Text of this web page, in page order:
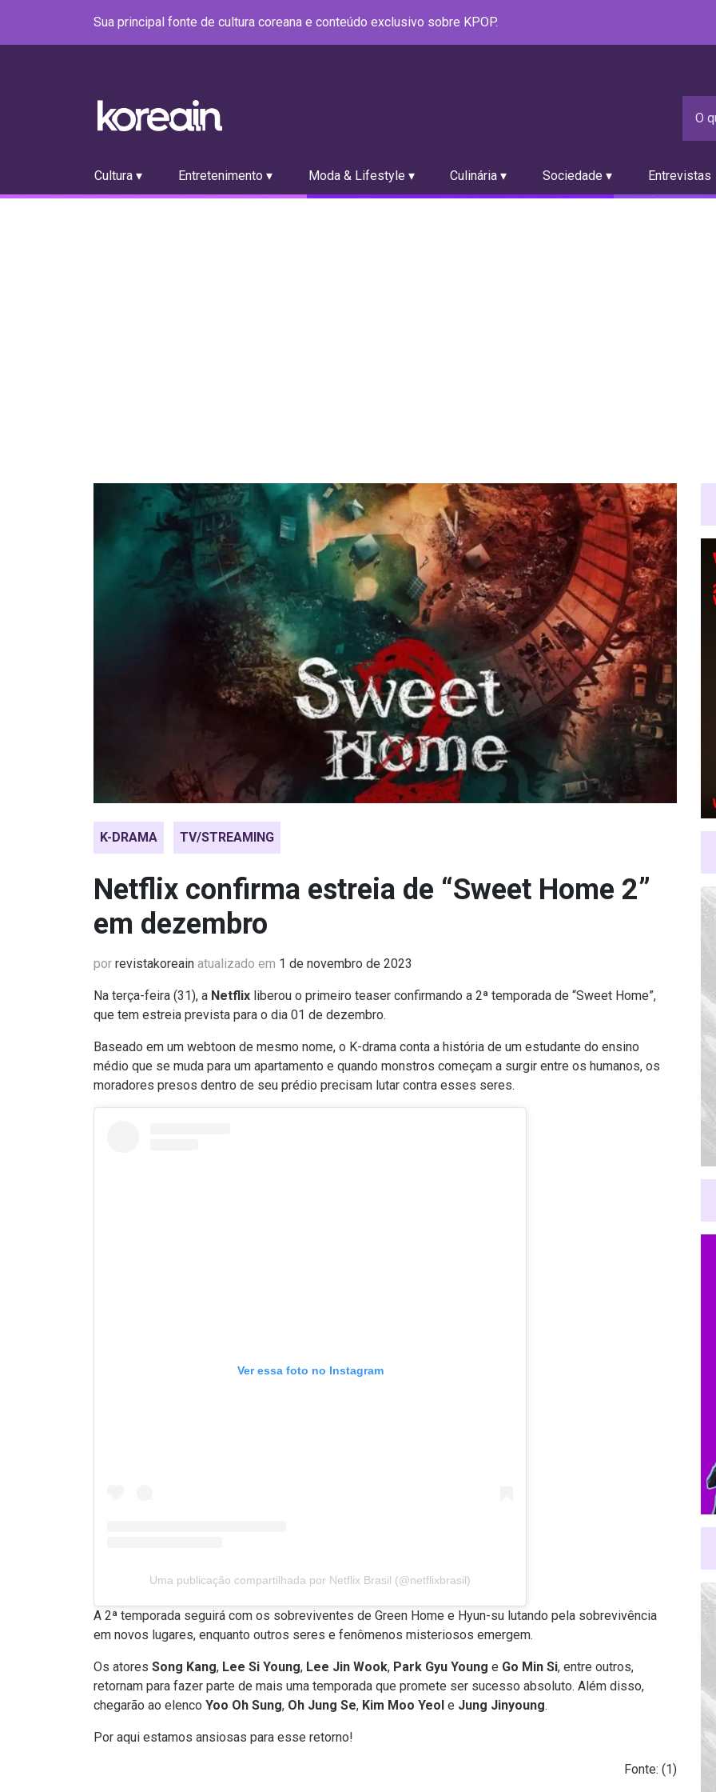
Sua principal fonte de cultura coreana e conteúdo exclusivo sobre KPOP.
Cultura ▾ Entretenimento ▾ Moda & Lifestyle ▾ Culinária ▾ Sociedade ▾ Entrevistas
K-DRAMA TV/STREAMING
Netflix confirma estreia de “Sweet Home 2”
em dezembro
por revistakoreain atualizado em 1 de novembro de 2023
Na terça-feira (31), a Netflix liberou o primeiro teaser confirmando a 2ª temporada de “Sweet Home”,
que tem estreia prevista para o dia 01 de dezembro.
Baseado em um webtoon de mesmo nome, o K-drama conta a história de um estudante do ensino
médio que se muda para um apartamento e quando monstros começam a surgir entre os humanos, os
moradores presos dentro de seu prédio precisam lutar contra esses seres.
Ver essa foto no Instagram
Uma publicação compartilhada por Netflix Brasil (@netflixbrasil)
A 2ª temporada seguirá com os sobreviventes de Green Home e Hyun-su lutando pela sobrevivência
em novos lugares, enquanto outros seres e fenômenos misteriosos emergem.
Os atores Song Kang, Lee Si Young, Lee Jin Wook, Park Gyu Young e Go Min Si, entre outros,
retornam para fazer parte de mais uma temporada que promete ser sucesso absoluto. Além disso,
chegarão ao elenco Yoo Oh Sung, Oh Jung Se, Kim Moo Yeol e Jung Jinyoung.
Por aqui estamos ansiosas para esse retorno!
Fonte: (1)